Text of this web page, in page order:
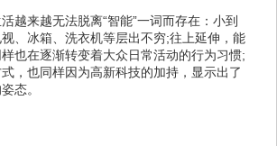
来越无法脱离“智能”一词而存在：小到
、冰箱、洗衣机等层出不穷;往上延伸，能
也在逐渐转变着大众日常活动的行为习惯;
，也同样因为高新科技的加持，显示出了
态。